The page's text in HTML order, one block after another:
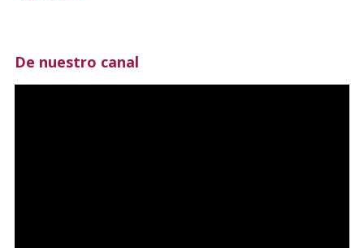
De nuestro canal